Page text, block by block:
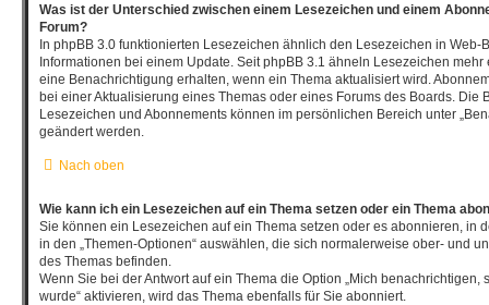
Was ist der Unterschied zwischen einem Lesezeichen und einem
Forum?
In phpBB 3.0 funktionierten Lesezeichen ähnlich den Lesezeichen in Web-
Informationen bei einem Update. Seit phpBB 3.1 ähneln Lesezeichen
eine Benachrichtigung erhalten, wenn ein Thema aktualisiert wird.
bei einer Aktualisierung eines Themas oder eines Forums des Boards. Die
Lesezeichen und Abonnements können im persönlichen Bereich unter
geändert werden.
Nach oben
Wie kann ich ein Lesezeichen auf ein Thema setzen oder ein Thema
Sie können ein Lesezeichen auf ein Thema setzen oder es abonnieren, in
in den „Themen-Optionen“ auswählen, die sich normalerweise ober- und
des Themas befinden.
Wenn Sie bei der Antwort auf ein Thema die Option „Mich benachrichtigen,
wurde“ aktivieren, wird das Thema ebenfalls für Sie abonniert.